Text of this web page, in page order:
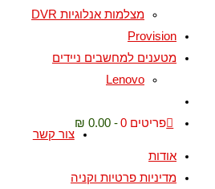
מצלמות אנלוגיות DVR
Provision
מטענים למחשבים ניידים
Lenovo
פריטים 0
0.00 ₪
צור קשר
אודות
מדיניות פרטיות וקניה